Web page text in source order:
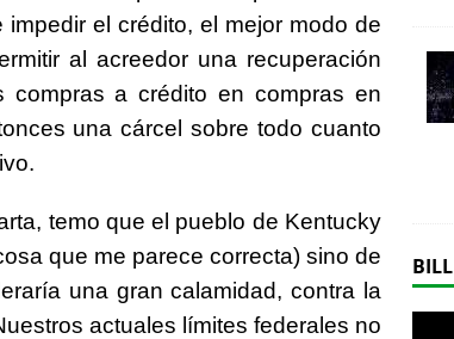
el crédito, el mejor modo de
al acreedor una recuperación
compras a crédito en compras en
una cárcel sobre todo cuanto
temo que el pueblo de Kentucky
que me parece correcta) sino de
una gran calamidad, contra la
actuales límites federales no